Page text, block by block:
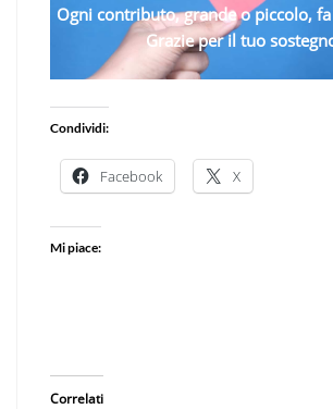
Ogni contributo, grande o piccolo,
Grazie per il tuo
Condividi:
Facebook X
Mi piace:
Correlati